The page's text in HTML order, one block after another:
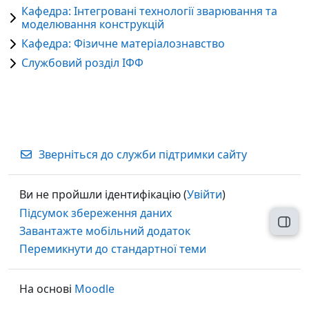
Кафедра: Інтегровані технології зварювання та
моделювання конструкцій
Кафедра: Фізичне матеріалознавство
Службовий розділ ІФФ
Зверніться до служби підтримки сайту
Ви не пройшли ідентифікацію (Увійти)
Підсумок збереження даних
Завантажте мобільний додаток
Перемикнути до стандартної теми
На основі Moodle